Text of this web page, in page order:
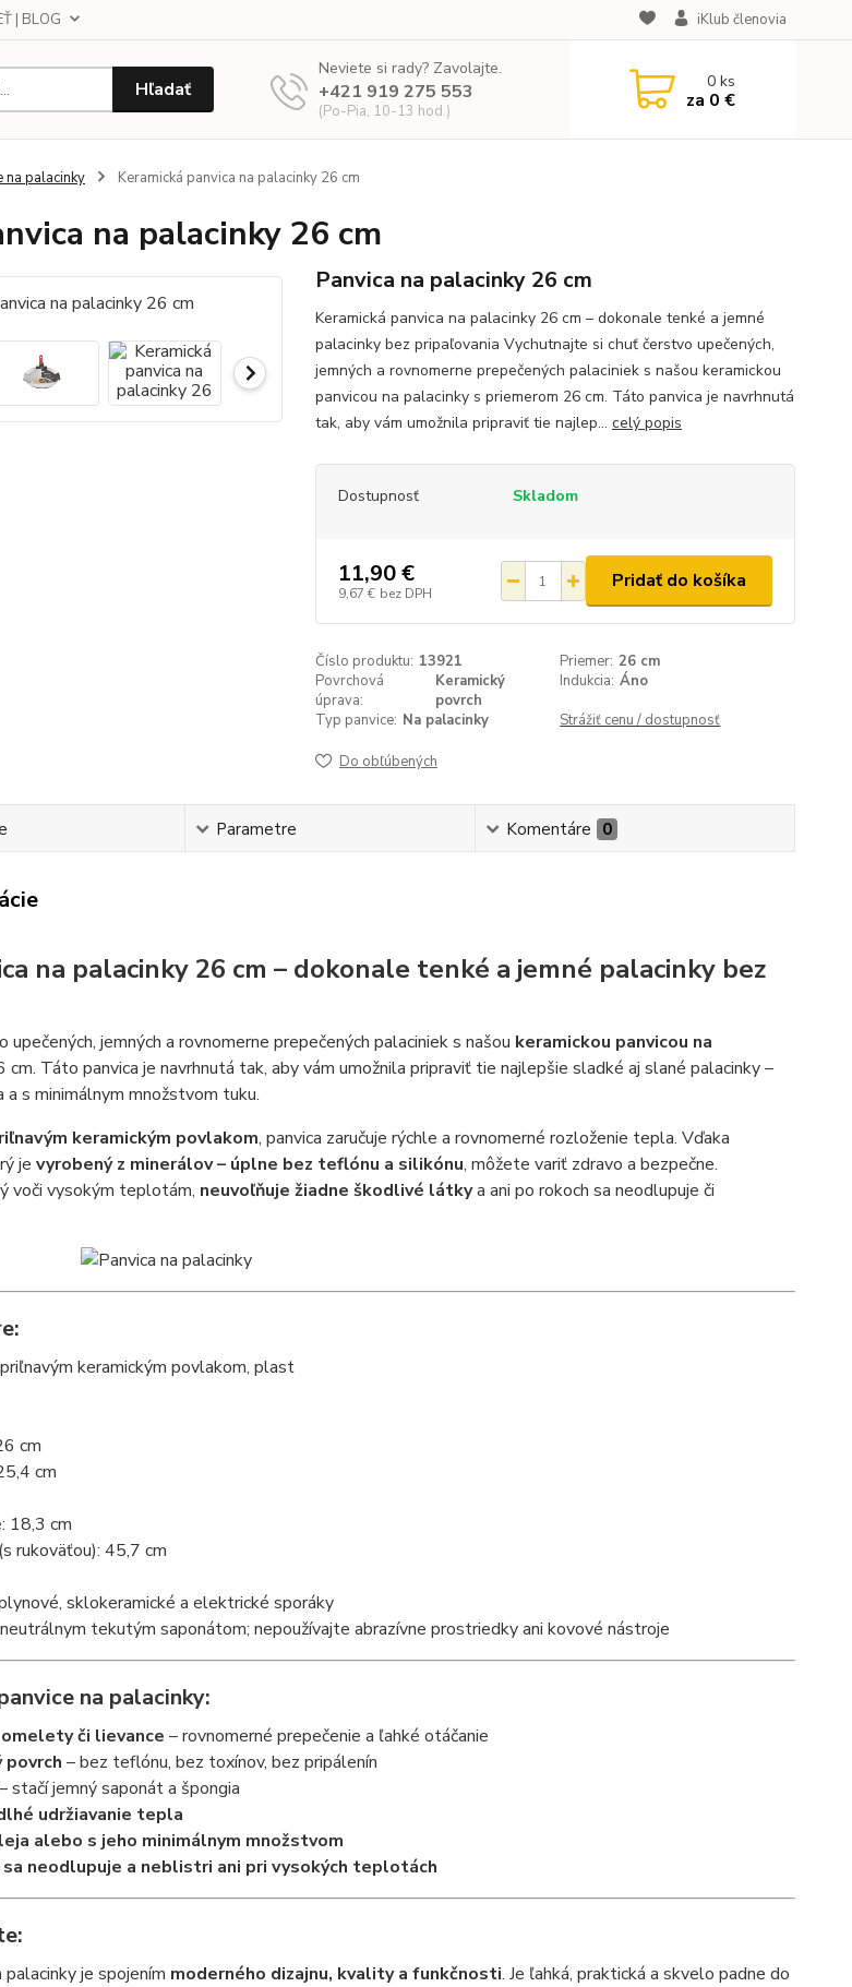
| BLOG iKlub členovia
Hľadať
Neviete si rady? Zavolajte.
+421 919 275 553
(Po-Pia, 10-13 hod.)
0ks
za 0 €
na palacinky Keramická panvica na palacinky 26 cm
na palacinky 26 cm
Panvica na palacinky 26 cm
Keramická panvica na palacinky 26 cm – dokonale tenké a jemné
palacinky bez pripaľovania Vychutnajte si chuť čerstvo upečených,
jemných a rovnomerne prepečených palaciniek s našou keramickou
panvicou na palacinky s priemerom 26 cm. Táto panvica je navrhnutá
tak, aby vám umožnila pripraviť tie najlep... celý popis
Dostupnosť Skladom
11,90 €
9,67 € bez DPH
Pridať do košíka
Číslo produktu: 13921 Priemer: 26 cm
Povrchová
úprava:
Keramický
povrch
Indukcia: Áno
Typ panvice: Na palacinky Strážiť cenu / dostupnosť
Do obľúbených
Parametre Komentáre 0
na palacinky 26 cm – dokonale tenké a jemné palacinky bez
jemných a rovnomerne prepečených palaciniek s našou keramickou panvicou na
Táto panvica je navrhnutá tak, aby vám umožnila pripraviť tie najlepšie sladké aj slané palacinky –
s minimálnym množstvom tuku.
keramickým povlakom, panvica zaručuje rýchle a rovnomerné rozloženie tepla. Vďaka
je vyrobený z minerálov – úplne bez teflónu a silikónu, môžete variť zdravo a bezpečne.
voči vysokým teplotám, neuvoľňuje žiadne škodlivé látkya ani po rokoch sa neodlupuje či
keramickým povlakom, plast
cm
cm
18,3 cm
rukoväťou): 45,7 cm
sklokeramické a elektrické sporáky
tekutým saponátom; nepoužívajte abrazívne prostriedky ani kovové nástroje
na palacinky:
či lievance – rovnomerné prepečenie a ľahké otáčanie
povrch – bez teflónu, bez toxínov, bez pripálenín
– stačí jemný saponát a špongia
udržiavanie tepla
alebo s jeho minimálnym množstvom
neodlupuje a neblistri ani pri vysokých teplotách
je spojením moderného dizajnu, kvality a funkčnosti. Je ľahká, praktická a skvelo padne do